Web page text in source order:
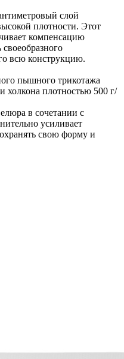
слой
плотности. Этот
компенсацию
всю конструкцию.
пышного трикотажа
холкона плотностью 500 г/
в сочетании с
усиливает
свою форму и